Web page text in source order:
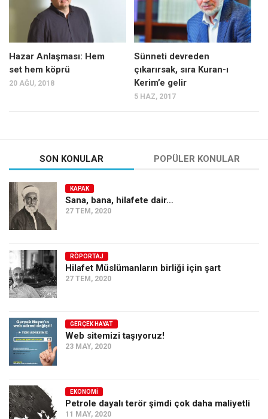
Hazar Anlaşması: Hem
set hem köprü
20 AĞU, 2018
Sünneti devreden
çıkarırsak, sıra Kuran-ı
Kerim’e gelir
5 HAZ, 2017
SON KONULAR POPÜLER KONULAR
KAPAK
Sana, bana, hilafete dair…
27 TEM, 2020
RÖPORTAJ
Hilafet Müslümanların birliği için şart
27 TEM, 2020
GERÇEK HAYAT
Web sitemizi taşıyoruz!
23 MAY, 2020
EKONOMI
Petrole dayalı terör şimdi çok daha maliyetli
11 MAY, 2020